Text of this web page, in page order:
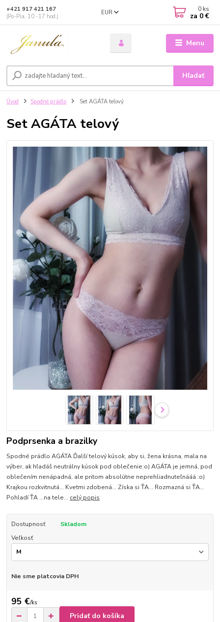
Menu
EUR
Hľadať
+421 917 421 167
(Po-Pia, 10 -17 hod.)
0 ks
za 0 €
Úvod Spodné prádlo Set AGÁTA telový
Set AGÁTA telový
Podprsenka a brazilky
Spodné prádlo AGÁTA Ďalší telový kúsok, aby si, žena krásna, mala na
výber, ak hľadáš neutrálny kúsok pod oblečenie:o) AGÁTA je jemná, pod
oblečením nenápadná, ale pritom absolútne neprehliadnuteľnááá :o)
Krajkou rozkvitnutá... Kvetmi zdobená... Získa si ŤA... Rozmazná si ŤA...
Pohladí ŤA ...na tele... celý popis
Dostupnosť
Skladom
Veľkosť
Nie sme platcovia DPH
95 €/ks
Pridať do košíka